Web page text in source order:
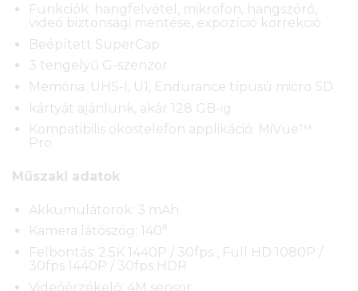
Funkciók: hangfelvétel, mikrofon, hangszóró,
videó biztonsági mentése, expozíció korrekció
Beépített SuperCap
3 tengelyű G-szenzor
Memória: UHS-I, U1, Endurance típusú micro SD
kártyát ajánlunk, akár 128 GB-ig
Kompatibilis okostelefon applikáció: MiVue™
Pro
Műszaki adatok
Akkumulátorok: 3 mAh
Kamera látószög: 140°
Felbontás: 2.5K 1440P / 30fps , Full HD 1080P /
30fps 1440P / 30fps HDR
Videóérzékelő: 4M sensor